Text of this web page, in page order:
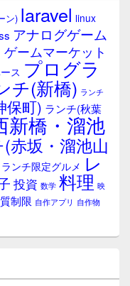
ン) laravel linux
アナログゲーム
ゲームマーケット
ス プログラ
チ(新橋) ランチ
保町) ランチ(秋葉
新橋・溜池
赤坂・溜池山
ランチ限定グルメ レ
投資 数学 料理 映
制限 自作アプリ 自作物